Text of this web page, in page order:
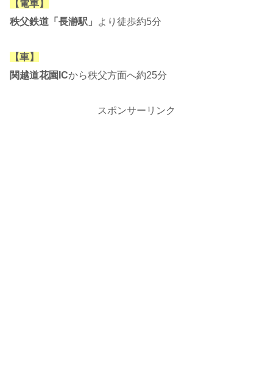
【電車】
秩父鉄道「長瀞駅」
より徒歩約5分
【車】
関越道花園ICから秩父方面へ約25分
スポンサーリンク